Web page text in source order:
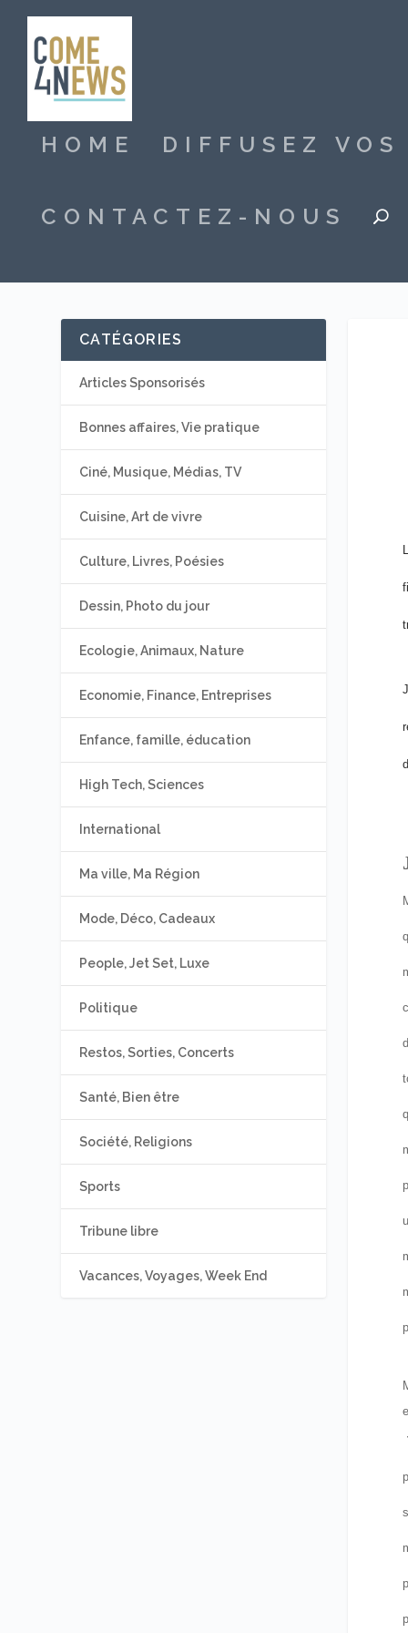
HOME DIFFUSEZ VOS
CONTACTEZ-NOUS
CATÉGORIES
Articles Sponsorisés
Bonnes affaires, Vie pratique
Ciné, Musique, Médias, TV
Cuisine, Art de vivre
Culture, Livres, Poésies
Dessin, Photo du jour
Ecologie, Animaux, Nature
Economie, Finance, Entreprises
Enfance, famille, éducation
High Tech, Sciences
International
Ma ville, Ma Région
Mode, Déco, Cadeaux
People, Jet Set, Luxe
Politique
Restos, Sorties, Concerts
Santé, Bien être
Société, Religions
Sports
Tribune libre
Vacances, Voyages, Week End